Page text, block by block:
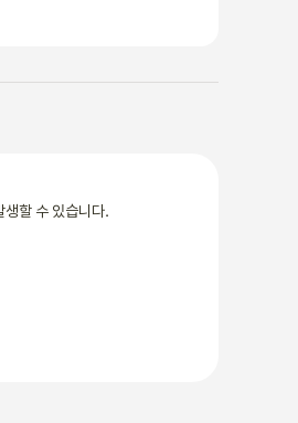
할 수 있습니다.